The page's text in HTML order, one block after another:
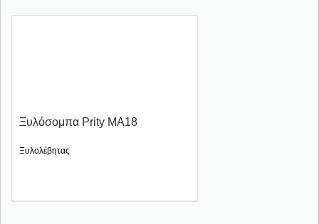
Ξυλόσομπα Prity MA18
Ξυλολέβητας